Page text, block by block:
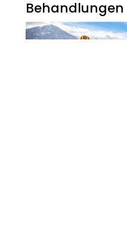
Behandlungen